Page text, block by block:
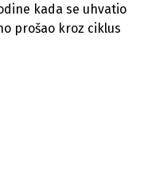
kada se uhvatio
prošao kroz ciklus